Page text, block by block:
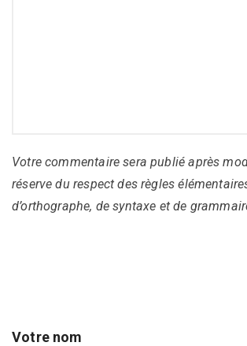
Votre commentaire sera publié après
réserve du respect des règles
d’orthographe, de syntaxe et de
Votre nom